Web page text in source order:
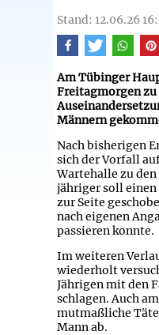
Stand: 12.06.26
Am Tübinger
Freitagmorgen
Männern
Nach bisherigen
sich der Vorfall
Wartehalle zu
jähriger soll
zur Seite
nach eigenen
passieren konnte.
Im weiteren
wiederholt
Jährigen mit den
schlagen. Auch
mutmaßliche
Mann ab.